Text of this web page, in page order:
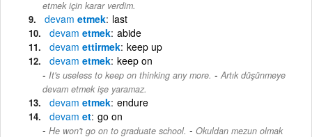
etmek için karar verdim.
devam etmek last
devam etmek abide
devam ettirmek keep up
devam etmek keep on
It's useless to keep on thinking any more. - Artık düşünmeye
devam etmek işe yaramaz.
devam etmek endure
devam et go on
He won't go on to graduate school. - Okuldan mezun olmak